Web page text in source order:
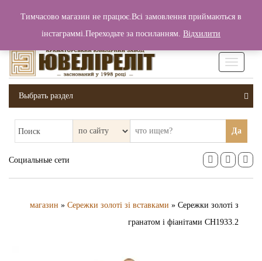
Вход / Регистрация 0 грн.
Выбрать раздел
Поиск Да
Социальные сети
магазин » Сережки золоті зі вставками » Сережки золоті з
гранатом і фіанітами СН1933.2
Тимчасово магазин не працює.Всі замовлення приймаються в
інстаграммі.Переходьте за посиланням. Відхилити